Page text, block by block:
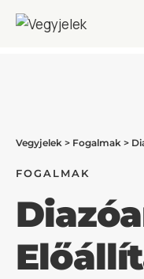
Vegyjelek > Fogalmak >
FOGALMAK